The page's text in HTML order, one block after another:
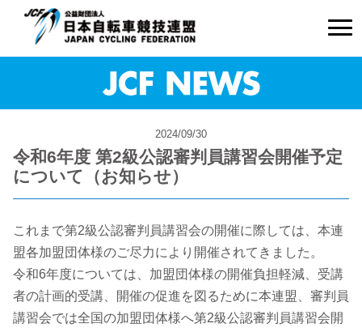
2024/09/30
令和6年度 第2級公認審判員講習会開催予定
について（お知らせ）
これまで第2級公認審判員講習会の開催に際しては、本連
盟各加盟団体様のご尽力により開催されてきました。
令和6年度については、加盟団体様の開催負担軽減、受講
者の計画的受講、開催の促進を図るために本連盟、審判員
講習会では全国の加盟団体様へ第2級公認審判員講習会開